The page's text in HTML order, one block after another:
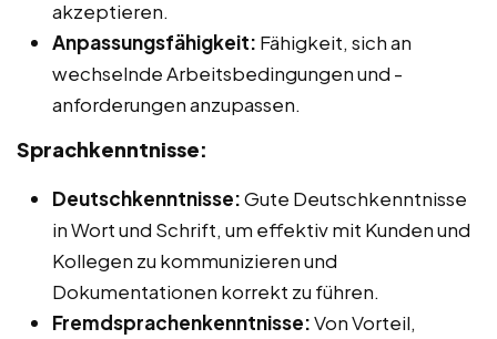
akzeptieren.
Anpassungsfähigkeit: Fähigkeit, sich an
wechselnde Arbeitsbedingungen und -
anforderungen anzupassen.
Sprachkenntnisse:
Deutschkenntnisse:Gute Deutschkenntnisse
in Wort und Schrift, um effektiv mit Kunden und
Kollegen zu kommunizieren und
Dokumentationen korrekt zu führen.
Fremdsprachenkenntnisse:Von Vorteil,